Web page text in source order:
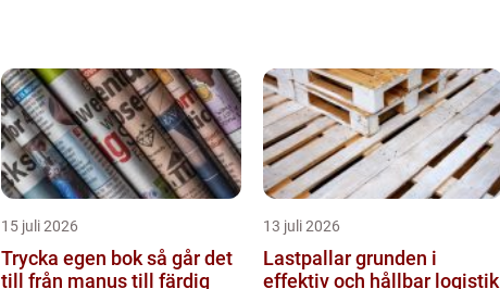
15 juli 2026
Trycka egen bok så går det
till från manus till färdig
13 juli 2026
Lastpallar grunden i
effektiv och hållbar logistik